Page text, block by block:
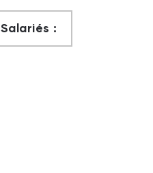
Salariés :